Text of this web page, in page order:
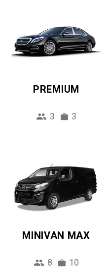
PREMIUM
3 3
MINIVAN MAX
8 10